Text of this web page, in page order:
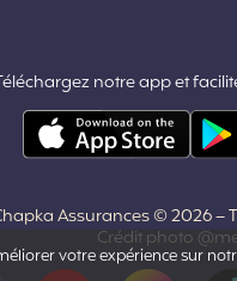
notre app et
Assurances © 2026–
Crédit photo
votre expérience sur